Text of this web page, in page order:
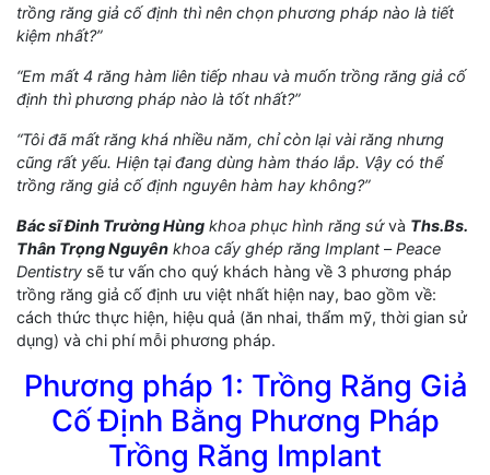
trồng răng giả cố định thì nên chọn phương pháp nào là tiết
kiệm nhất?”
“Em mất 4 răng hàm liên tiếp nhau và muốn trồng răng giả cố
định thì phương pháp nào là tốt nhất?”
“Tôi đã mất răng khá nhiều năm, chỉ còn lại vài răng nhưng
cũng rất yếu. Hiện tại đang dùng hàm tháo lắp. Vậy có thể
trồng răng giả cố định nguyên hàm hay không?”
Bác sĩ Đinh Trường Hùng khoa phục hình răng sứvà Ths.Bs.
Thân Trọng Nguyên khoa cấy ghép răng Implant –Peace
Dentistry sẽ tư vấn cho quý khách hàng về 3 phương pháp
trồng răng giả cố định ưu việt nhất hiện nay, bao gồm về:
cách thức thực hiện, hiệu quả (ăn nhai, thẩm mỹ, thời gian sử
dụng) và chi phí mỗi phương pháp.
Phương pháp 1: Trồng Răng Giả
Cố Định Bằng Phương Pháp
Trồng Răng Implant